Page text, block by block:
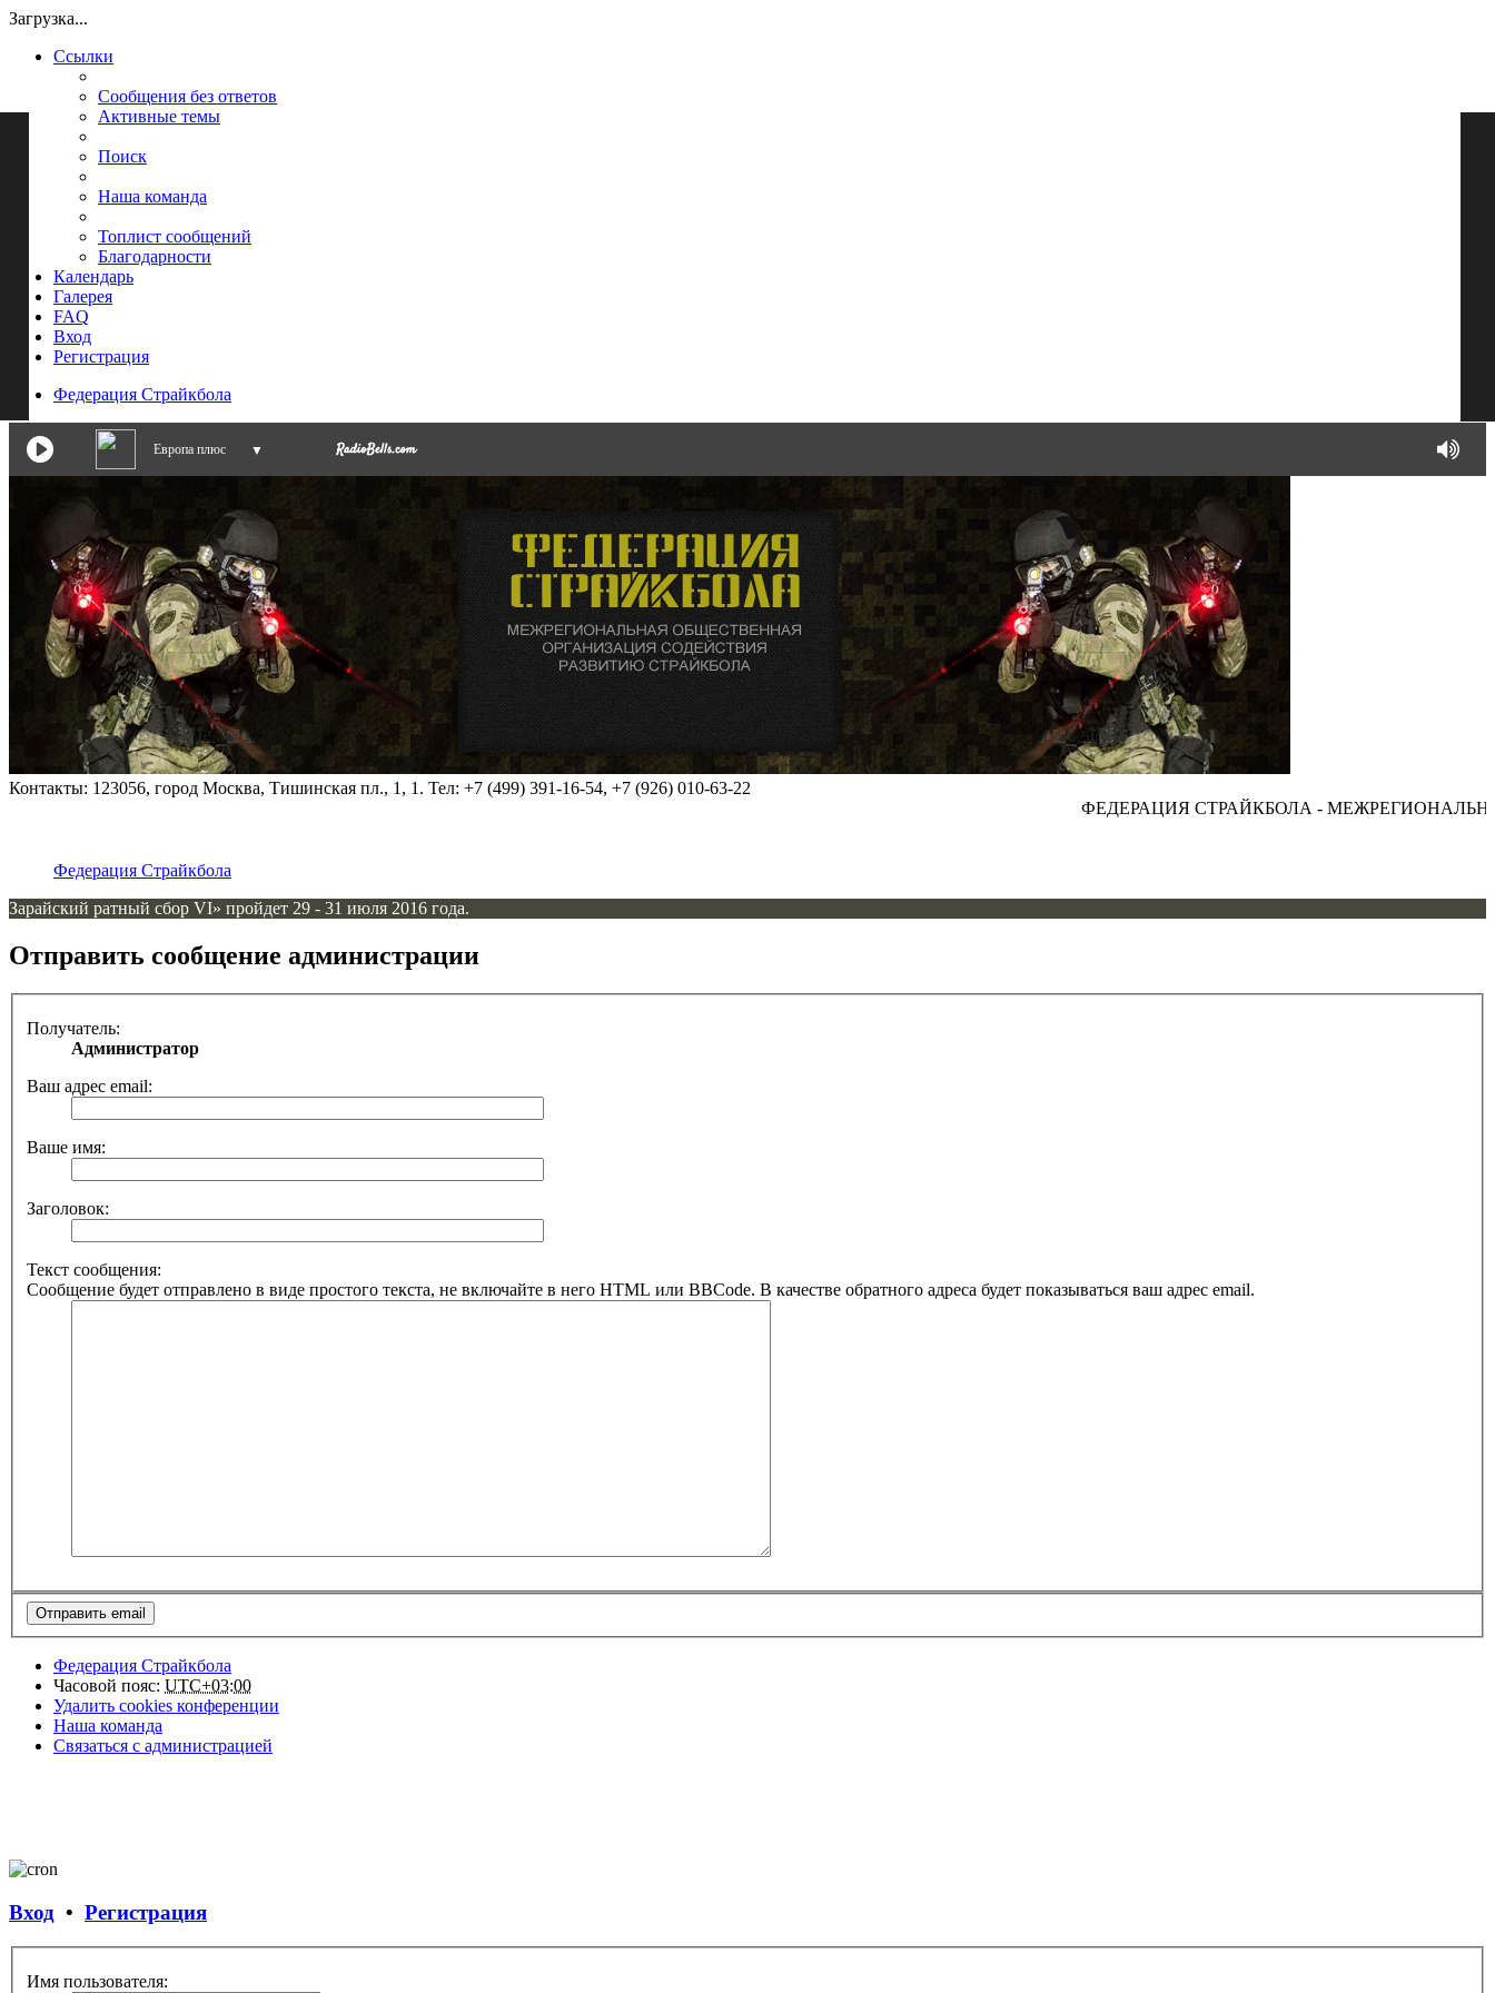
Загрузка...
Ссылки
Сообщения без ответов
Активные темы
Поиск
Наша команда
Топлист сообщений
Благодарности
Календарь
Галерея
FAQ
Вход
Регистрация
Федерация Страйкбола
Европа плюс ▼
Контакты: 123056, город Москва, Тишинская пл., 1, 1. Тел: +7 (499) 391-16-54, +7 (926) 010-63-22
ФЕДЕРАЦИЯ СТРАЙКБОЛА -
Федерация Страйкбола
Зарайский ратный сбор VI» пройдет 29 - 31 июля 2016 года.
Отправить сообщение администрации
Получатель:
Администратор
Ваш адрес email:
Ваше имя:
Заголовок:
Текст сообщения:
Сообщение будет отправлено в виде простого текста, не включайте в него HTML или BBCode. В качестве обратного адреса будет показываться ваш адрес email.
Федерация Страйкбола
Часовой пояс: UTC+03:00
Удалить cookies конференции
Наша команда
Связаться с администрацией
Вход • Регистрация
Имя пользователя: